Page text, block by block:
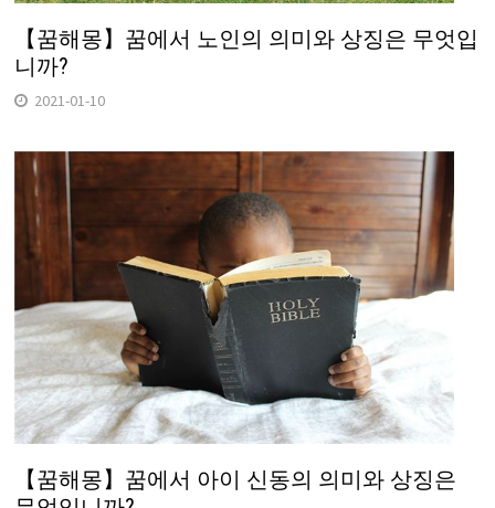
【꿈해몽】꿈에서 노인의 의미와 상징은 무엇입
니까?
2021-01-10
【꿈해몽】꿈에서 아이 신동의 의미와 상징은